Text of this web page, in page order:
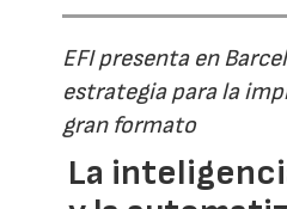
EFI presenta en
estrategia para la
gran formato
La